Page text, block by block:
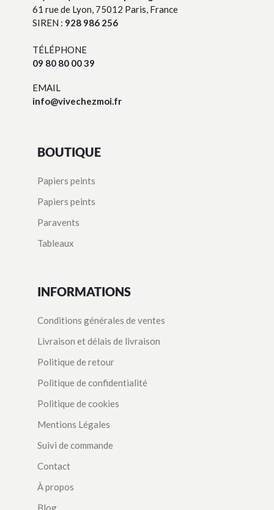
61 rue de Lyon, 75012 Paris, France
SIREN : 928 986 256
TÉLÉPHONE
09 80 80 00 39
EMAIL
info@vivechezmoi.fr
BOUTIQUE
Papiers peints
Papiers peints
Paravents
Tableaux
INFORMATIONS
Conditions générales de ventes
Livraison et délais de livraison
Politique de retour
Politique de confidentialité
Politique de cookies
Mentions Légales
Suivi de commande
Contact
À propos
Blog